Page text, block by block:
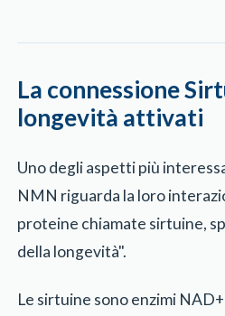
La connessione
longevità attivati
Uno degli aspetti più
NMN riguarda la loro
proteine chiamate sirtuine,
della longevità".
Le sirtuine sono enzimi